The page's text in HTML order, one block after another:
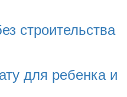
строительства
для ребенка и